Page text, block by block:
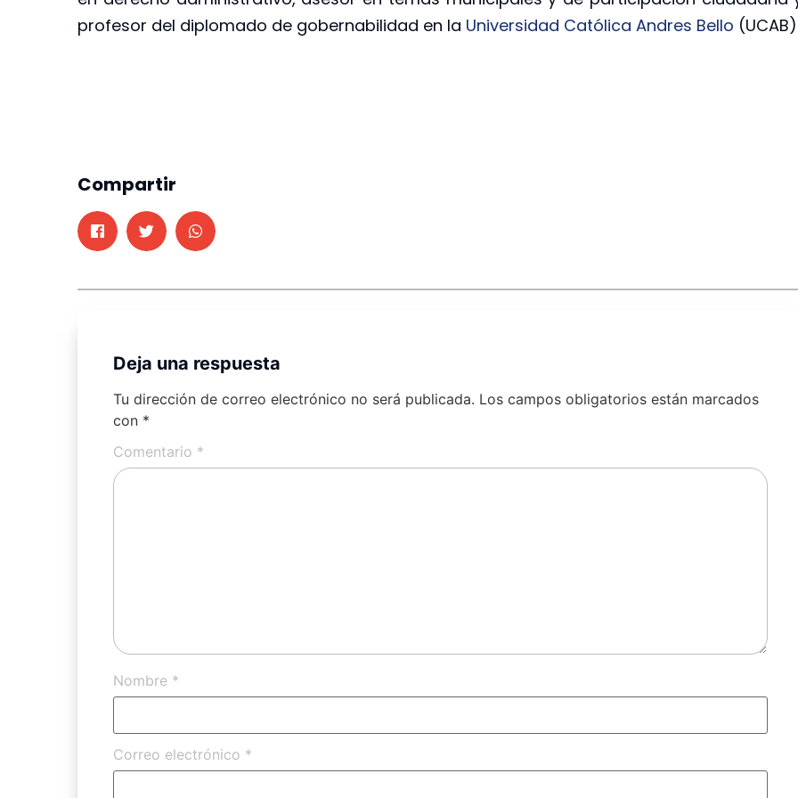
profesor del diplomado de gobernabilidad en la Universidad Católica Andres Bello
Compartir
Deja una respuesta
Tu dirección de correo electrónico no será publicada. Los campos obligatorios están marcados
con *
Comentario *
Nombre *
Correo electrónico *